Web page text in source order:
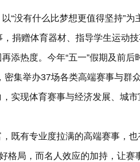
“没有什么比梦想更值得坚持”为
捐赠体育器材、指导学生运动
添热度。今年“五一”假期及前后
密集举办37场各类高端赛事与群
实现体育赛事与经济发展、城市
既有专业度拉满的高端赛事，
格局，而名人效应的加持，让赛